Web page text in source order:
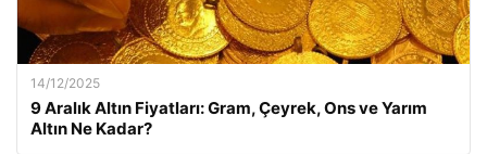
14/12/2025
9 Aralık Altın Fiyatları: Gram, Çeyrek, Ons ve Yarım
Altın Ne Kadar?